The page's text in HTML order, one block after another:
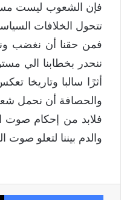
فإن الشعوب ليست
تتحول الخلافات
فمن حقنا أن نغضب
ننحدر بخطابنا الي
أثرًا سالبا وتاريخا
والحصافة أن نحمل
فلابد من إحكام صوت
والدم بيننا لتعلو